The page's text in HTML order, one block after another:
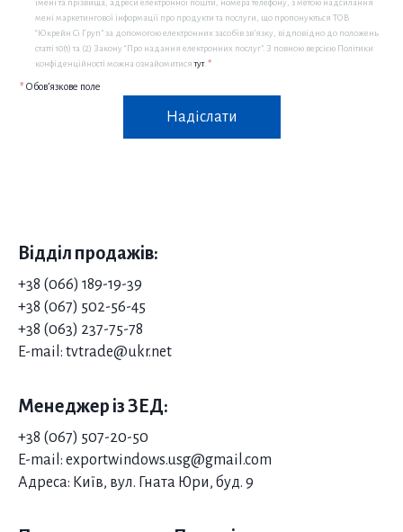
імені та прізвища, адреси електронної пошти, номера телефону, з метою надсилання
мені маркетингової інформації про продукти та послуги, що пропонуються ТОВ
“Юкрейн Сі Груп” за допомогою електронних засобів зв’язку, відповідно до положень
статті 10(1) та (2) Закону “Про надання електронних послуг”. З повною версією Політики
конфіденційності можна ознайомитисятут. *
* Обов’язкове поле
Надіслати
Відділ продажів:
+38 (066) 189-19-39
+38 (067) 502-56-45
+38 (063) 237-75-78
E-mail: tvtrade@ukr.net
Менеджер із ЗЕД:
+38 (067) 507-20-50
E-mail: exportwindows.usg@gmail.com
Адреса: Київ, вул. Гната Юри, буд. 9